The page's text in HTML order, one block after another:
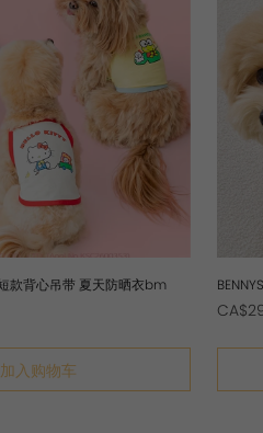
款背心吊带 夏天防晒衣bm
加入购物车